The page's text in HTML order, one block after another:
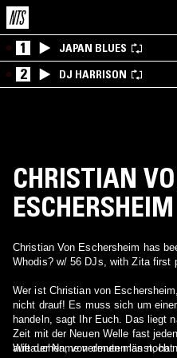
1 JAPAN BLUES
2 DJ HARRISON
CHRISTIAN
ESCHERSHEIM
Christian Von Eschersheim has
Whodis? w/ 56 DJs, with Zita first
Wer ist Christian von
nicht drauf! Es muss sich um
handeln, sagt Ihr Euch. Das liegt
Zeit mit der Neuen Welle fast
auftauchen, von denen man noch
Wie der Name vermuten lässt,